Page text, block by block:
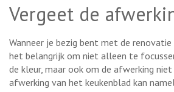
Vergeet de
Wanneer je bezig bent met de renovatie
het belangrijk om niet alleen te
de kleur, maar ook om de afwerking
afwerking van het keukenblad kan